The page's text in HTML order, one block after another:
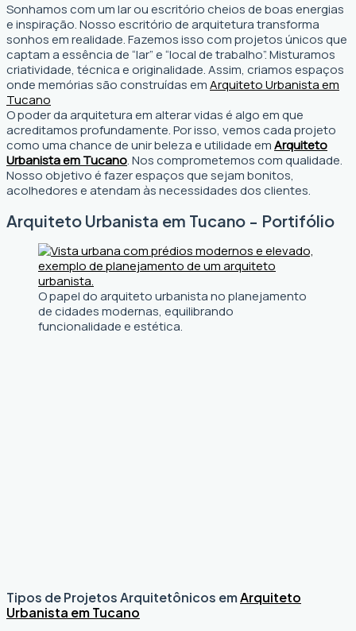
Sonhamos com um lar ou escritório cheios de boas energias
e inspiração. Nosso escritório de arquitetura transforma
sonhos em realidade. Fazemos isso com projetos únicos que
captam a essência de “lar” e “local de trabalho”. Misturamos
criatividade, técnica e originalidade. Assim, criamos espaços
onde memórias são construídas emArquiteto Urbanista em
Tucano
O poder da arquitetura em alterar vidas é algo em que
acreditamos profundamente. Por isso, vemos cada projeto
como uma chance de unir beleza e utilidade emArquiteto
Urbanista em Tucano. Nos comprometemos com qualidade.
Nosso objetivo é fazer espaços que sejam bonitos,
acolhedores e atendam às necessidades dos clientes.
Arquiteto Urbanista em Tucano - Portifólio
O papel do arquiteto urbanista no planejamento
de cidades modernas, equilibrando
funcionalidade e estética.
Tipos de Projetos Arquitetônicos emArquiteto
Urbanista em Tucano